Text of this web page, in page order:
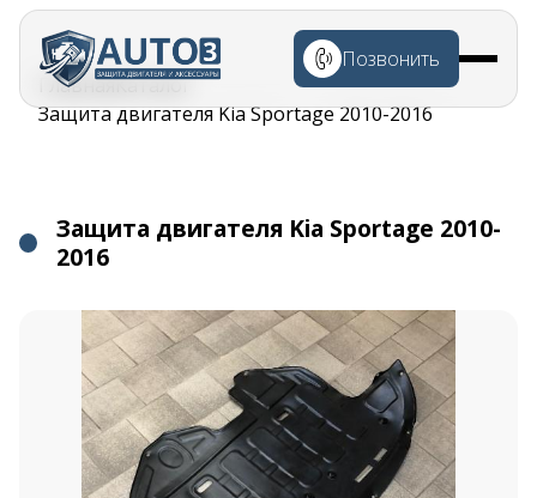
Перейти к
основному
содержанию
Позвонить
Строка
навигации
ГлавнаяКаталог
Защита двигателя Kia Sportage 2010-2016
Защита двигателя Kia Sportage 2010-
2016